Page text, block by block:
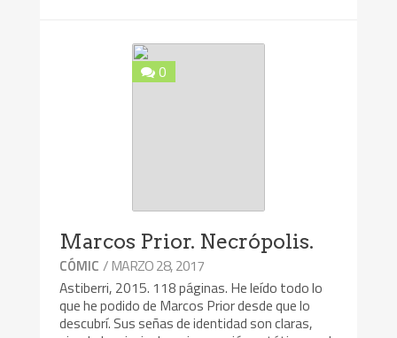
0
Marcos Prior. Necrópolis.
CÓMIC / MARZO 28, 2017
Astiberri, 2015. 118 páginas. He leído todo lo
que he podido de Marcos Prior desde que lo
descubrí. Sus señas de identidad son claras,